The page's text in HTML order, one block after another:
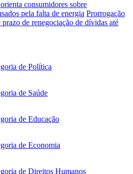
consumidores sobre
pela falta de energia Prorrogação
de renegociação de dívidas até